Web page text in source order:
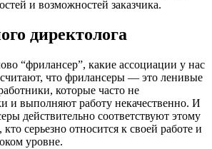
и возможностей заказчика.
директолога
“фрилансер”, какие ассоциации у нас
что фрилансеры — это ленивые
которые часто не
и выполняют работу некачественно. И
действительно соответствуют этому
кто серьезно относится к своей работе и
уровне.